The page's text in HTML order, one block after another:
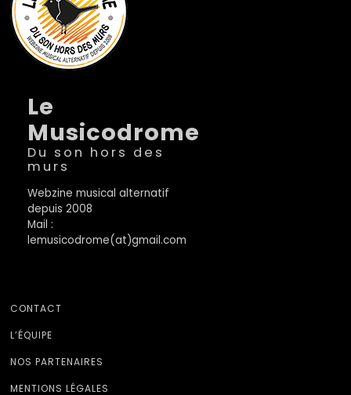
Le
Musicodrome
Du son hors des
murs
Webzine musical alternatif
depuis 2008
Mail :
lemusicodrome(at)gmail.com
CONTACT
L’ÉQUIPE
NOS PARTENAIRES
MENTIONS LÉGALES